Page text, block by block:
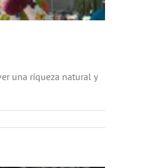
una riqueza natural y